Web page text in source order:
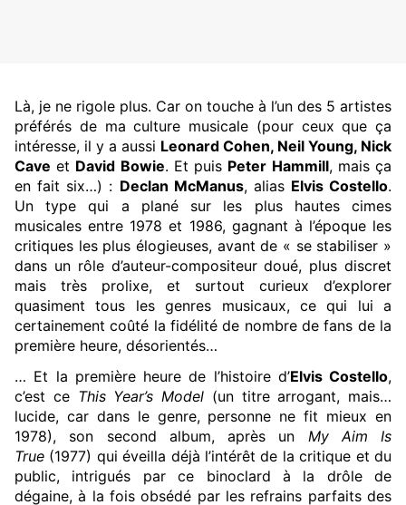
Là, je ne rigole plus. Car on touche à l’un des 5 artistes
préférés de ma culture musicale (pour ceux que ça
intéresse, il y a aussi Leonard Cohen, Neil Young, Nick
Cave et David Bowie. Et puis Peter Hammill, mais ça
en fait six…) : Declan McManus, alias Elvis Costello.
Un type qui a plané sur les plus hautes cimes
musicales entre 1978 et 1986, gagnant à l’époque les
critiques les plus élogieuses, avant de « se stabiliser »
dans un rôle d’auteur-compositeur doué, plus discret
mais très prolixe, et surtout curieux d’explorer
quasiment tous les genres musicaux, ce qui lui a
certainement coûté la fidélité de nombre de fans de la
première heure, désorientés…
… Et la première heure de l’histoire d’Elvis Costello,
c’est ce This Year’s Model (un titre arrogant, mais…
lucide, car dans le genre, personne ne fit mieux en
1978), son second album, après un
My Aim Is
True (1977) qui éveilla déjà l’intérêt de la critique et du
public, intrigués par ce binoclard à la drôle de
dégaine, à la fois obsédé par les refrains parfaits des